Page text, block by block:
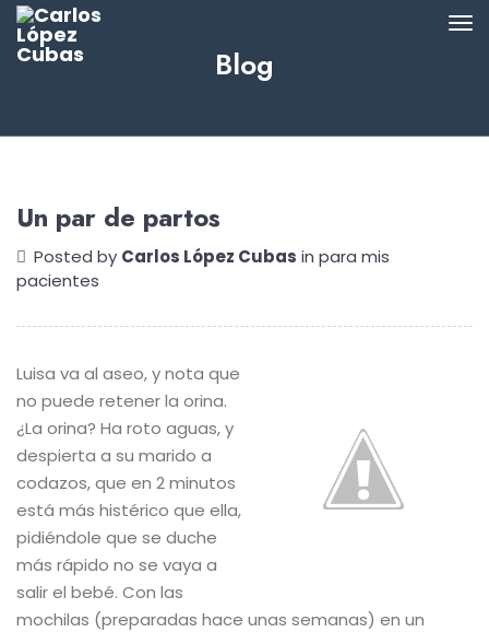
Blog
Un par de partos
Posted by Carlos López Cubas in para mis
pacientes
Luisa va al aseo, y nota que
no puede retener la orina.
¿La orina? Ha roto aguas, y
despierta a su marido a
codazos, que en 2 minutos
está más histérico que ella,
pidiéndole que se duche
más rápido no se vaya a
salir el bebé. Con las
mochilas (preparadas hace unas semanas) en un